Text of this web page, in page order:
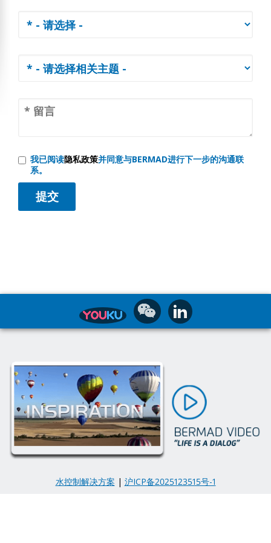
我已阅读隐私政策并同意与BERMAD进行下一步的沟通联
系。
水控制解决方案 | 沪ICP备2025123515号-1